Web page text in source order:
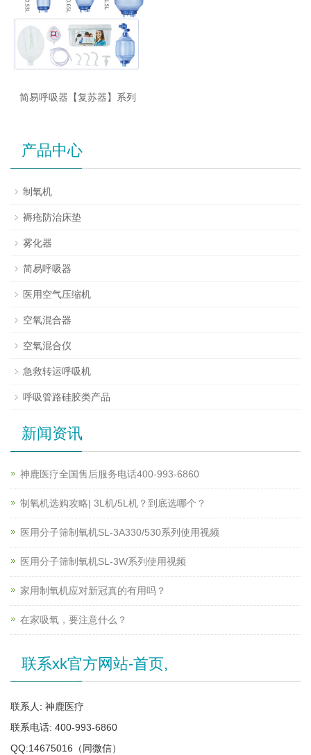
简易呼吸器【复苏器】系列
产品中心
制氧机
褥疮防治床垫
雾化器
简易呼吸器
医用空气压缩机
空氧混合器
空氧混合仪
急救转运呼吸机
呼吸管路硅胶类产品
新闻资讯
神鹿医疗全国售后服务电话400-993-6860
制氧机选购攻略| 3L机/5L机？到底选哪个？
医用分子筛制氧机SL-3A330/530系列使用视频
医用分子筛制氧机SL-3W系列使用视频
家用制氧机应对新冠真的有用吗？
在家吸氧，要注意什么？
联系xk官方网站-首页,
联系人: 神鹿医疗
联系电话: 400-993-6860
QQ:14675016（同微信）